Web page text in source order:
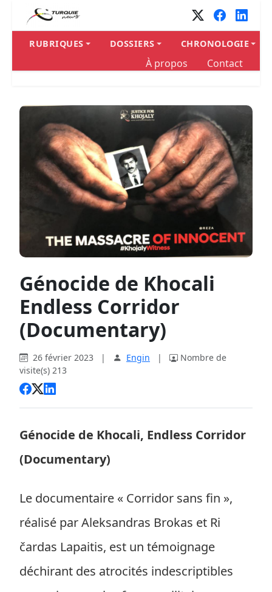
Panneau de gestion des cookies
RUBRIQUES DOSSIERS CHRONOLOGIE
À propos Contact
Génocide de Khocali
Endless Corridor
(Documentary)
26 février 2023 | Engin |
Nombre de
visite(s) 213
Génocide de Khocali, Endless Corridor
(Documentary)
Le documentaire « Corridor sans fin »,
réalisé par Aleksandras Brokas et Ri
čardas Lapaitis, est un témoignage
déchirant des atrocités indescriptibles